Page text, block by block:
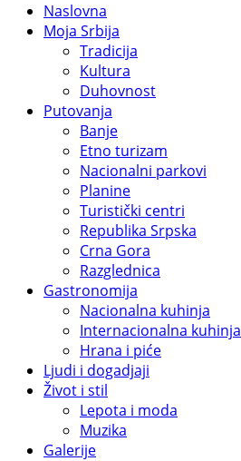
Naslovna
Moja Srbija
Tradicija
Kultura
Duhovnost
Putovanja
Banje
Etno turizam
Nacionalni parkovi
Planine
Turistički centri
Republika Srpska
Crna Gora
Razglednica
Gastronomija
Nacionalna kuhinja
Internacionalna kuhinja
Hrana i piće
Ljudi i dogadjaji
Život i stil
Lepota i moda
Muzika
Galerije